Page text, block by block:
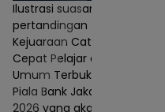
Ilustrasi suasana
pertandingan
Kejuaraan Catur
Cepat Pelajar dan
Umum Terbuka
Piala Bank Jakarta
2026 yang akan